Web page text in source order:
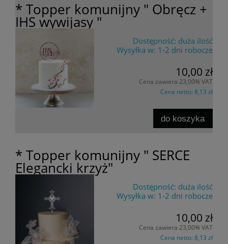
* Topper komunijny " Obręcz +
IHS wywijasy "
Dostępność: duża ilość
Wysyłka w: 1-2 dni robocze
10,00 zł
Cena zawiera 23,00% VAT
Cena netto: 8,13 zł
do koszyka
* Topper komunijny " SERCE
Elegancki krzyż"
Dostępność: duża ilość
Wysyłka w: 1-2 dni robocze
10,00 zł
Cena zawiera 23,00% VAT
Cena netto: 8,13 zł